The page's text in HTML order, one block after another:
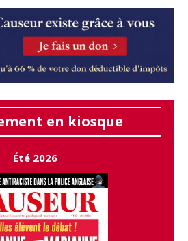
en kiosque
Été 2026